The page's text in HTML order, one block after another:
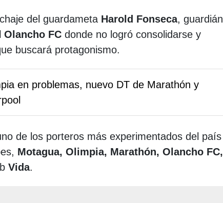
del guardameta Harold Fonseca, guardián
Olancho FC donde no logró consolidarse y
buscará protagonismo.
en problemas, nuevo DT de Marathón y
de los porteros más experimentados del país
Motagua, Olimpia, Marathón, Olancho FC,
Vida.